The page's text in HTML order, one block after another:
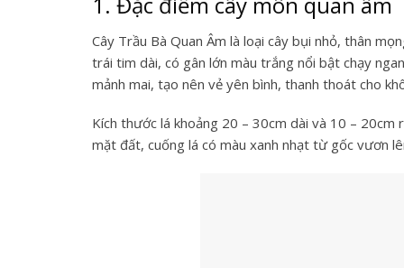
Cây Trầu Bà Quan Âm là loại cây bụi nhỏ, thân
trái tim dài, có gân lớn màu trắng nổi bật chạy
mảnh mai, tạo nên vẻ yên bình, thanh thoát cho
Kích thước lá khoảng 20 – 30cm dài và 10 – 20cm
mặt đất, cuống lá có màu xanh nhạt từ gốc vươn